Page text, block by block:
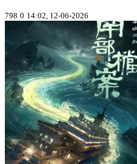
798 0 14:02, 12-06-2026